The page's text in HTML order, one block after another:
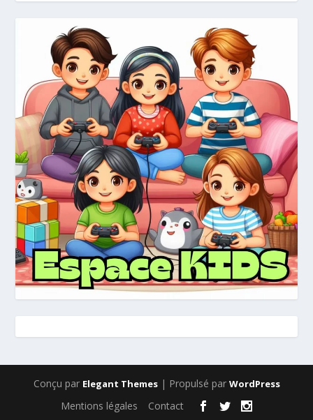
Conçu par Elegant Themes| Propulsé par WordPress
Mentions légales Contact